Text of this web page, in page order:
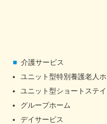
介護サービス
ユニット型特別養護老人
ユニット型ショートステイ
グループホーム
デイサービス